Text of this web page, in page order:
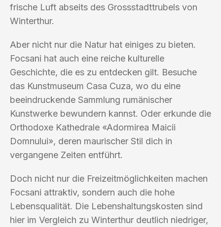
frische Luft abseits des Grossstadttrubels von
Winterthur.
Aber nicht nur die Natur hat einiges zu bieten.
Focsani hat auch eine reiche kulturelle
Geschichte, die es zu entdecken gilt. Besuche
das Kunstmuseum Casa Cuza, wo du eine
beeindruckende Sammlung rumänischer
Kunstwerke bewundern kannst. Oder erkunde die
Orthodoxe Kathedrale «Adormirea Maicii
Domnului», deren maurischer Stil dich in
vergangene Zeiten entführt.
Doch nicht nur die Freizeitmöglichkeiten machen
Focsani attraktiv, sondern auch die hohe
Lebensqualität. Die Lebenshaltungskosten sind
hier im Vergleich zu Winterthur deutlich niedriger,